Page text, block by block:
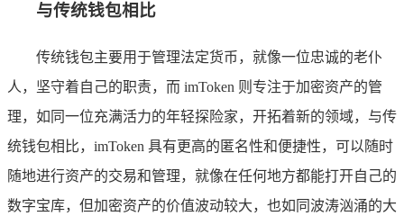
与传统钱包相比
传统钱包主要用于管理法定货币，就像一位忠诚的老仆
人，坚守着自己的职责，而 imToken 则专注于加密资产的管
理，如同一位充满活力的年轻探险家，开拓着新的领域，与传
统钱包相比，imToken 具有更高的匿名性和便捷性，可以随时
随地进行资产的交易和管理，就像在任何地方都能打开自己的
数字宝库，但加密资产的价值波动较大，也如同波涛汹涌的大